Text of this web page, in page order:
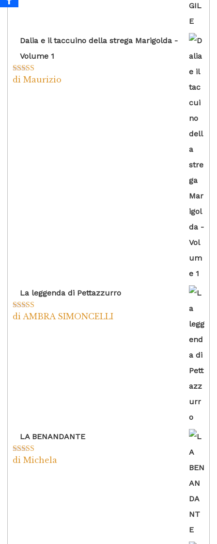
Dalia e il taccuino della strega Marigolda -
Volume 1
Valutato4
di Maurizio
La leggenda di Pettazzurro
Valutato5su
di AMBRA SIMONCELLI
LA BENANDANTE
Valutato5su
di Michela